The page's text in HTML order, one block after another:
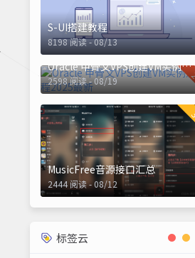
S-UI搭建教程
8198 阅读 - 08/13
Oracle 甲骨文VPS创建VM实例流程2025最新
2598 阅读 - 08/19
MusicFree音源接口汇总
2444 阅读 - 08/12
标签云